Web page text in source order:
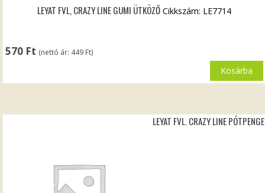
LEYAT FVL, CRAZY LINE GUMI ÜTKÖZŐ
570 Ft (nettó ár: 449 Ft)
Cikkszám: LE7714
Kosárba
LEYAT FVL. CRAZY LINE PÓTPENGE